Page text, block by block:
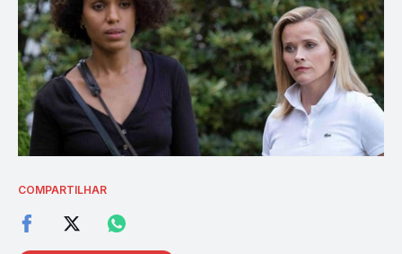
COMPARTILHAR